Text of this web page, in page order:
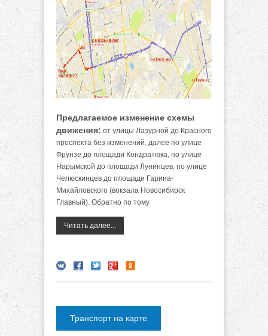
Предлагаемое изменение схемы
движения: от улицы Лазурной до Красного
проспекта без изменений, далее по улице
Фрунзе до площади Кондратюка, по улице
Нарымской до площади Лунинцев, по улице
Челюскинцев до площади Гарина-
Михайловского (вокзала Новосибирск
Главный). Обратно по тому
Читать далее...
Транспорт на карте